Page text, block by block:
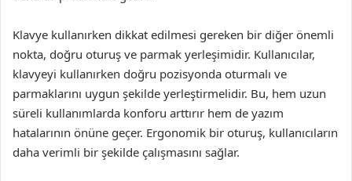
Klavye kullanırken dikkat edilmesi gereken bir diğer önemli
nokta, doğru oturuş ve parmak yerleşimidir. Kullanıcılar,
klavyeyi kullanırken doğru pozisyonda oturmalı ve
parmaklarını uygun şekilde yerleştirmelidir. Bu, hem uzun
süreli kullanımlarda konforu arttırır hem de yazım
hatalarının önüne geçer. Ergonomik bir oturuş, kullanıcıların
daha verimli bir şekilde çalışmasını sağlar.